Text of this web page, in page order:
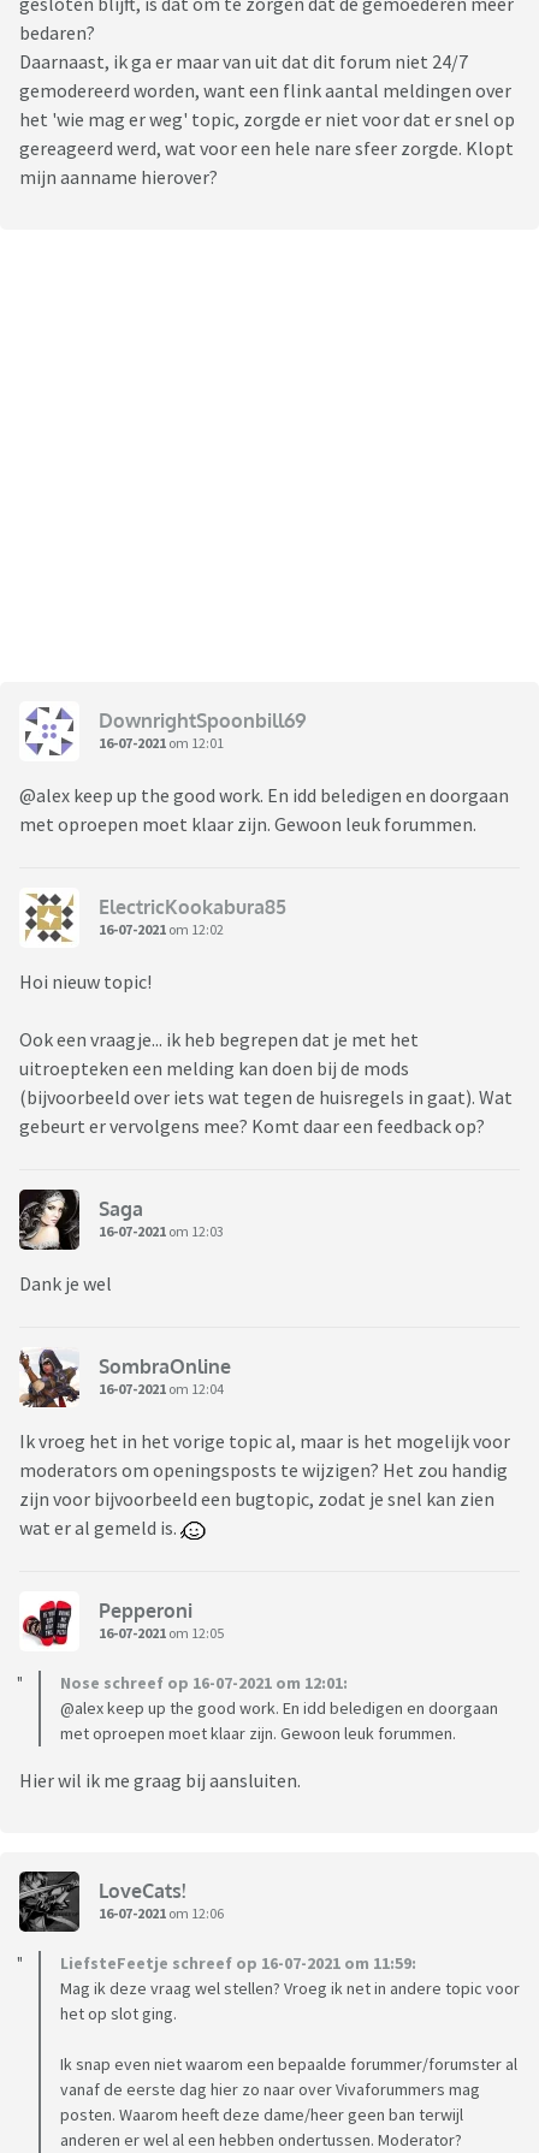
bedaren?
Daarnaast, ik ga er maar van uit dat dit forum niet 24/7
gemodereerd worden, want een flink aantal meldingen over
het 'wie mag er weg' topic, zorgde er niet voor dat er snel op
gereageerd werd, wat voor een hele nare sfeer zorgde. Klopt
mijn aanname hierover?
DownrightSpoonbill69
16-07-2021 om 12:01
@alex keep up the good work. En idd beledigen en doorgaan
met oproepen moet klaar zijn. Gewoon leuk forummen.
ElectricKookabura85
16-07-2021 om 12:02
Hoi nieuw topic!
Ook een vraagje... ik heb begrepen dat je met het
uitroepteken een melding kan doen bij de mods
(bijvoorbeeld over iets wat tegen de huisregels in gaat). Wat
gebeurt er vervolgens mee? Komt daar een feedback op?
Saga
16-07-2021 om 12:03
Dank je wel
SombraOnline
16-07-2021 om 12:04
Ik vroeg het in het vorige topic al, maar is het mogelijk voor
moderators om openingsposts te wijzigen? Het zou handig
zijn voor bijvoorbeeld een bugtopic, zodat je snel kan zien
wat er al gemeld is.
Pepperoni
16-07-2021 om 12:05
Nose schreef op 16-07-2021 om 12:01:
@alex keep up the good work. En idd beledigen en doorgaan
met oproepen moet klaar zijn. Gewoon leuk forummen.
Hier wil ik me graag bij aansluiten.
LoveCats!
16-07-2021 om 12:06
LiefsteFeetje schreef op 16-07-2021 om 11:59:
Mag ik deze vraag wel stellen? Vroeg ik net in andere topic voor
het op slot ging.
Ik snap even niet waarom een bepaalde forummer/forumster al
vanaf de eerste dag hier zo naar over Vivaforummers mag
posten. Waarom heeft deze dame/heer geen ban terwijl
anderen er wel al een hebben ondertussen. Moderator?